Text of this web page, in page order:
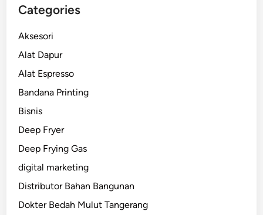
Categories
Aksesori
Alat Dapur
Alat Espresso
Bandana Printing
Bisnis
Deep Fryer
Deep Frying Gas
digital marketing
Distributor Bahan Bangunan
Dokter Bedah Mulut Tangerang